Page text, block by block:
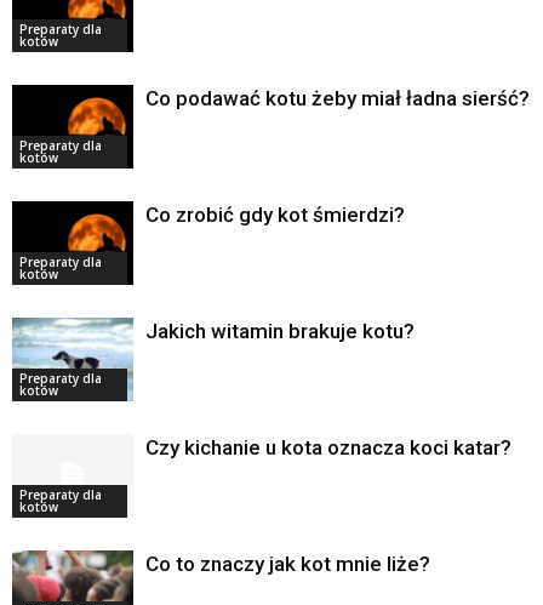
Preparaty dla
kotów
Preparaty dla
kotów
Co podawać kotu żeby miał ładna sierść?
Preparaty dla
kotów
Co zrobić gdy kot śmierdzi?
Preparaty dla
kotów
Jakich witamin brakuje kotu?
Preparaty dla
kotów
Czy kichanie u kota oznacza koci katar?
Co to znaczy jak kot mnie liże?